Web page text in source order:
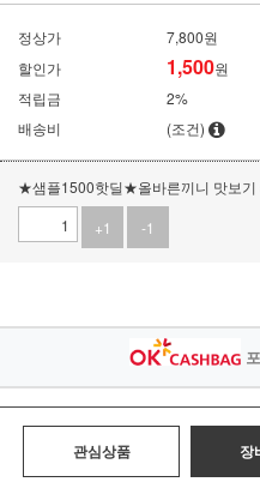
정상가
7,800원
할인가
1,500원
적립금
2%
배송비
(조건)
★샘플1500핫딜★올바른끼니 맛보기
+1
-1
관심상품 장